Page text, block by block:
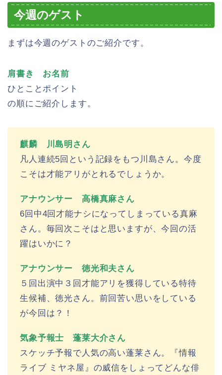
今週のゲスト
まずは今週のゲストのご紹介です。
肩書き お名前
ひとことポイント
の順にご紹介します。
麒麟 川島明さん
凡人連続5回という記録をもつ川島さん。今度
こそは才能アリがとれるでしょうか。
アナウンサー 高橋真麻さん
6回中4回才能ナシになってしまっている真麻
さん。毎回次こそはと思いますが、今回の活
躍はいかに？
アナウンサー 徳光和夫さん
５回出演中３回才能アリを獲得している特待
生候補、徳光さん。前回苦い思いをしている
が今回は？！
気象予報士 蓬莱大介さん
スケッチ予報で人気の高い蓬莱さん。『情報
ライブ ミヤネ屋』の威信をしょってどんな俳